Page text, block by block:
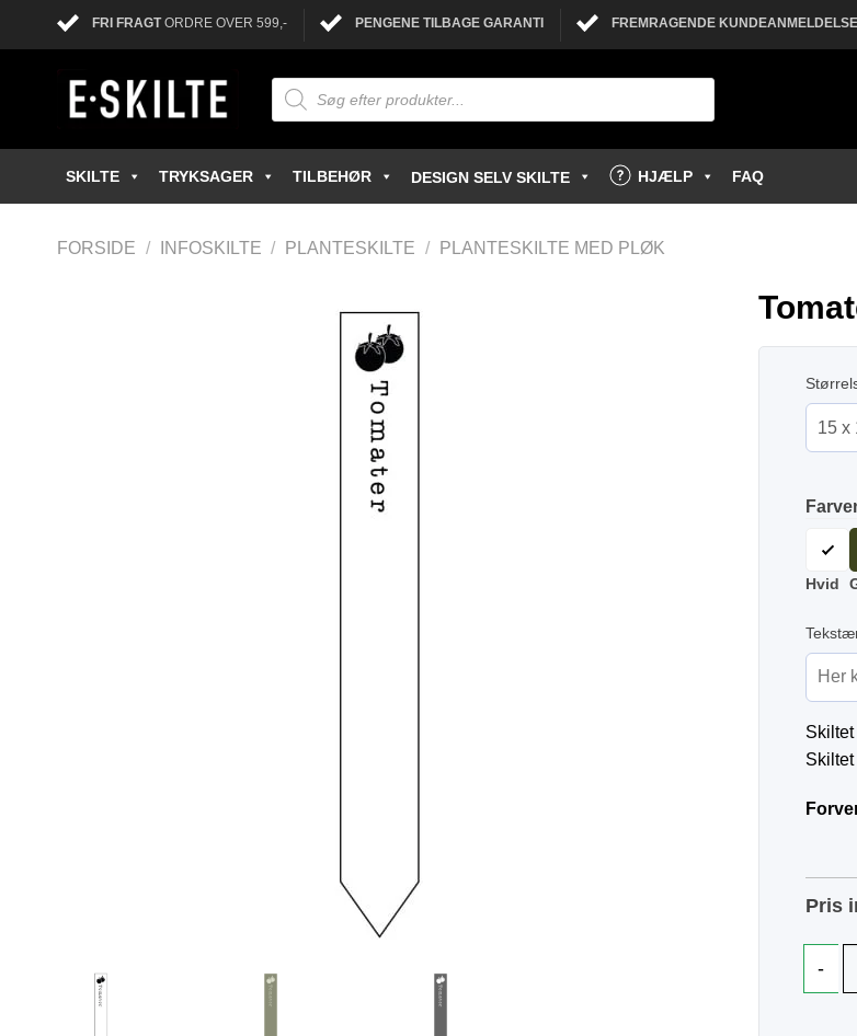
FRI FRAGTORDRE OVER 599,- PENGENE TILBAGE GARANTI FREMRAGENDE
SKILTE TRYKSAGER TILBEHØR DESIGN SELV SKILTE HJÆLP FAQ
FORSIDE / INFOSKILTE / PLANTESKILTE / PLANTESKILTE MED PLØK
Hvid
Pris